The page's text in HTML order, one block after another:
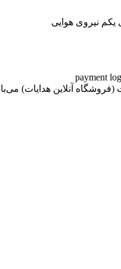
یکم نیروی هوایی
آنلاین هدایات)